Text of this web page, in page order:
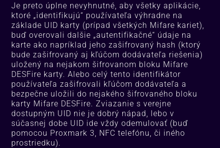
Je preto úplne nevyhnutné, aby všetky aplikácie,
ktoré „identifikujú“ používateľa výhradne na
základe UID karty (prípad všetkých Mifare kariet),
buď overovali dalšie „autentifikačné“ údaje na
karte ako napríklad jeho zašifrovaný hash (ktorý
bude zašifrovaný aj kľúčom dodávateľa riešenia)
uložený na nejakom šifrovanom bloku Mifare
DESFire karty. Alebo celý tento identifikátor
používateľa zašifrovali kľúčom dodávateľa a
bezpečne uložili do nejakého šifrovaného bloku
karty Mifare DESFire. Zviazanie s verejne
dostupným UID nie je dobrý nápad, lebo v
súčasnej dobe UID ide vždy odemulovať (buď
pomocou Proxmark 3, NFC telefónu, či iného
prostriedku).